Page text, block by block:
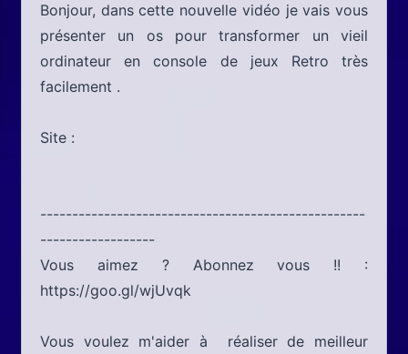
Bonjour, dans cette nouvelle vidéo je vais vous
présenter un os pour transformer un vieil
ordinateur en console de jeux Retro très
facilement .
Site :
---------------------------------------------------
------------------
Vous aimez ? Abonnez vous !! :
https://goo.gl/wjUvqk
Vous voulez m'aider à réaliser de meilleur